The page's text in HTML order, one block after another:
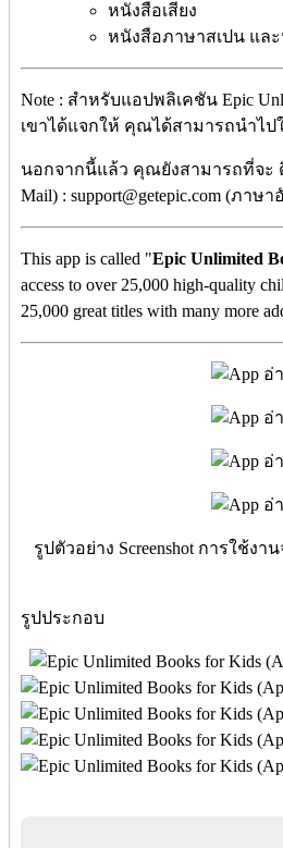
หนังสือเสียง
หนังสือภาษาสเปน แล
Note : สำหรับแอปพลิเคชัน Epic
เขาได้แจกให้ คุณได้สามารถนำไป
นอกจากนี้แล้ว คุณยังสามารถที่จะ
Mail) : support@getepic.com (ภาษ
This app is called "Epic Unlimited
access to over 25,000 high-quality
25,000 great titles with many more
รูปตัวอย่าง Screenshot การใช้ง
รูปประกอบ